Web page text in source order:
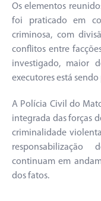
Os elementos
foi praticado em
criminosa, com
conflitos entre
investigado, maior
executores está
A Polícia Civil do
integrada das forças
criminalidade
responsabilização
continuam em
dos fatos.